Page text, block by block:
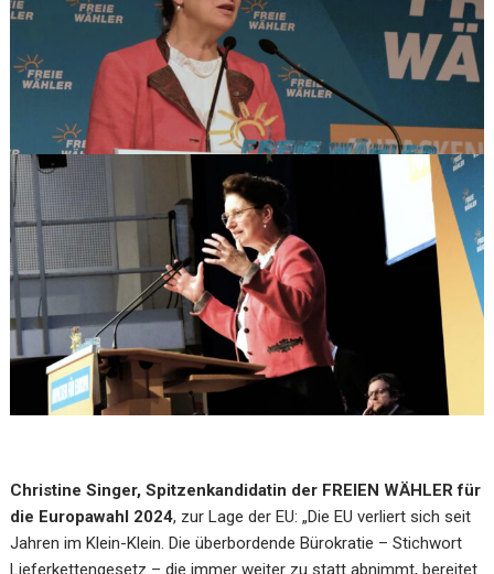
Christine Singer, Spitzenkandidatin der FREIEN WÄHLER für
die Europawahl 2024, zur Lage der EU: „Die EU verliert sich seit
Jahren im Klein-Klein. Die überbordende Bürokratie – Stichwort
Lieferkettengesetz – die immer weiter zu statt abnimmt, bereitet